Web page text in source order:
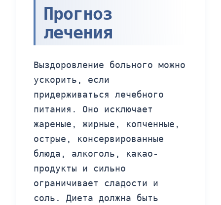
Прогноз
лечения
Выздоровление больного можно
ускорить, если
придерживаться лечебного
питания. Оно исключает
жареные, жирные, копченные,
острые, консервированные
блюда, алкоголь, какао-
продукты и сильно
ограничивает сладости и
соль. Диета должна быть